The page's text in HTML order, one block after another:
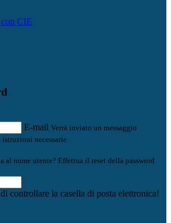
CIE
E-mail Verrà inviato un messaggio
necessarie.
al nome utente? Effettua il reset della password
controllare la casella di posta elettronica!